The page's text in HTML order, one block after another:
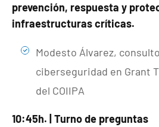
prevención, respuesta y
infraestructuras críticas.
Modesto Álvarez,
ciberseguridad en Grant
del COIIPA
10:45h. | Turno de preguntas